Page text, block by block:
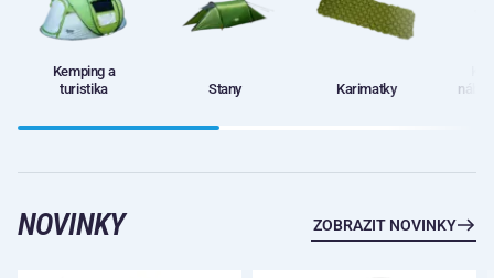
Kemping a
turistika
Stany Karimatky
NOVINKY ZOBRAZIT NOVINKY